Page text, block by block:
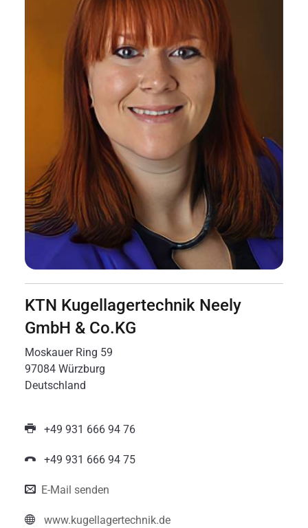
KTN Kugellagertechnik Neely
GmbH & Co.KG
Moskauer Ring 59
97084 Würzburg
Deutschland
+49 931 666 94 76
+49 931 666 94 75
E-Mail senden
www.kugellagertechnik.de